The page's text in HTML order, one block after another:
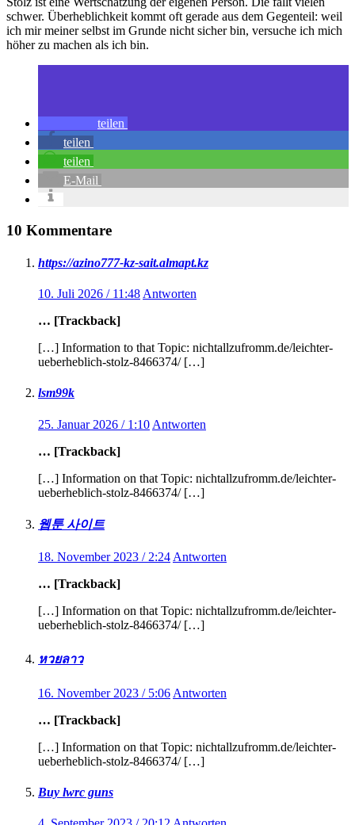
schwer. Überheblichkeit kommt oft gerade aus dem Gegenteil: weil
ich mir meiner selbst im Grunde nicht sicher bin, versuche ich mich
höher zu machen als ich bin.
teilen
teilen
teilen
E-Mail
10 Kommentare
https://azino777-kz-sait.almapt.kz
10. Juli 2026 / 11:48 Antworten
… [Trackback]
[…] Information to that Topic: nichtallzufromm.de/leichter-
ueberheblich-stolz-8466374/ […]
lsm99k
25. Januar 2026 / 1:10 Antworten
… [Trackback]
[…] Information on that Topic: nichtallzufromm.de/leichter-
ueberheblich-stolz-8466374/ […]
웹툰 사이트
18. November 2023 / 2:24 Antworten
… [Trackback]
[…] Information on that Topic: nichtallzufromm.de/leichter-
ueberheblich-stolz-8466374/ […]
หวยลาว
16. November 2023 / 5:06 Antworten
… [Trackback]
[…] Information on that Topic: nichtallzufromm.de/leichter-
ueberheblich-stolz-8466374/ […]
Buy lwrc guns